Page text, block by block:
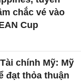
chắc vé vào
Cup
chính Mỹ: Mỹ
đạt thỏa thuận